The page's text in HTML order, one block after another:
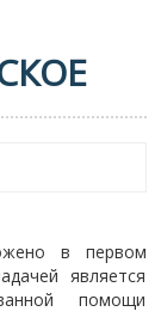
в первом
является
помощи